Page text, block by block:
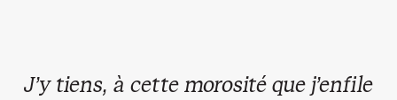
J’y tiens, à cette morosité que j’enfile